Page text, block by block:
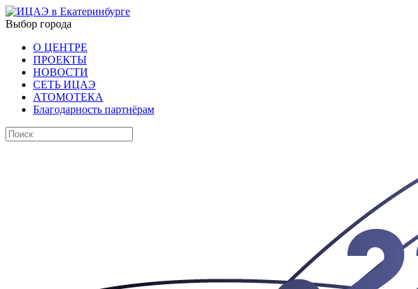
Выбор города
О ЦЕНТРЕ
ПРОЕКТЫ
НОВОСТИ
СЕТЬ ИЦАЭ
АТОМОТЕКА
Благодарность партнёрам